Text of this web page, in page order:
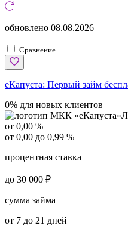
обновлено 08.08.2026
Сравнение
еКапуста: Первый займ
0% для новых клиентов
от 0,00 %
от 0,00 до 0,99 %
процентная ставка
до 30 000 ₽
сумма займа
от 7 до 21 дней